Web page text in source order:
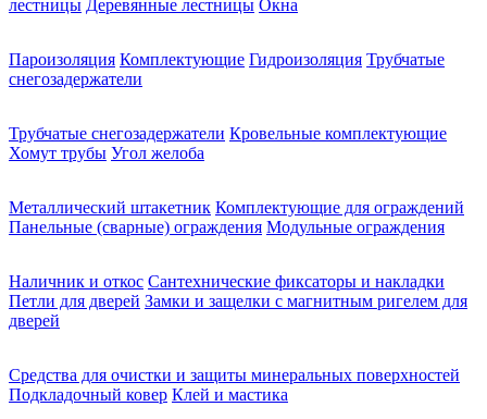
лестницы Деревянные лестницы Окна
Пароизоляция Комплектующие Гидроизоляция Трубчатые
снегозадержатели
Трубчатые снегозадержатели Кровельные комплектующие
Хомут трубы Угол желоба
Металлический штакетник Комплектующие для ограждений
Панельные (сварные) ограждения Модульные ограждения
Наличник и откос Сантехнические фиксаторы и накладки
Петли для дверей Замки и защелки с магнитным ригелем для
дверей
Средства для очистки и защиты минеральных поверхностей
Подкладочный ковер Клей и мастика